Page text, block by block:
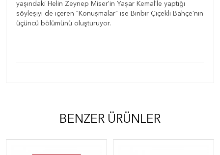
yaşındaki Helin Zeynep Miser'in Yaşar Kemal'le yaptığı
söyleşiyi de içeren "Konuşmalar" ise Binbir Çiçekli Bahçe'nin
üçüncü bölümünü oluşturuyor.
BENZER ÜRÜNLER